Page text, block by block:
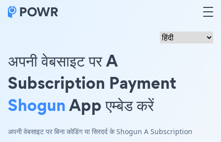
अपनी वेबसाइट पर A
Subscription Payment
ShogunApp एम्बेड करें
अपनी वेबसाइट पर बिना कोडिंग या सिरदर्द के Shogun A Subscription